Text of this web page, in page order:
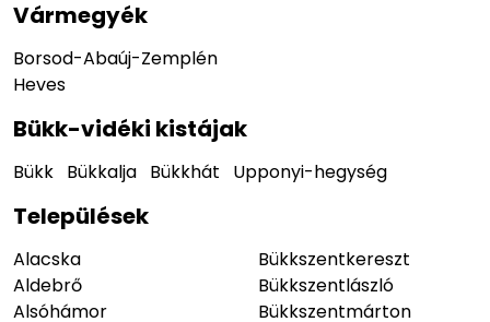
Vármegyék
Borsod-Abaúj-Zemplén
Heves
Bükk-vidéki kistájak
Bükk Bükkalja Bükkhát Upponyi-hegység
Települések
Alacska
Aldebrő
Alsóhámor
Bükkszentkereszt
Bükkszentlászló
Bükkszentmárton